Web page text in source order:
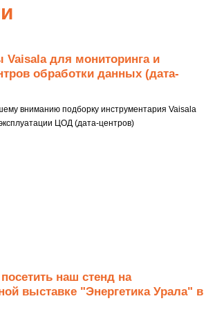
Vaisala для мониторинга и
обработки данных (дата-
вниманию подборку инструментария Vaisala
ЦОД (дата-центров)
наш стенд на
выставке "Энергетика Урала" в